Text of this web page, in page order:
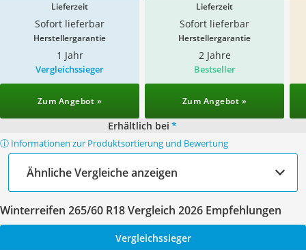
Lieferzeit
Sofort lieferbar
Lieferzeit
Sofort lieferbar
Herstellergarantie
1 Jahr
Herstellergarantie
2 Jahre
Vergleichssieger
Zum Angebot »
Bestseller
Zum Angebot »
Erhältlich bei *
ⓘ Informationen zur Produktsortierung und Bewertung
Ähnliche Vergleiche anzeigen
Winterreifen 265/60 R18 Vergleich 2026 Empfehlungen
Vergleichssieger